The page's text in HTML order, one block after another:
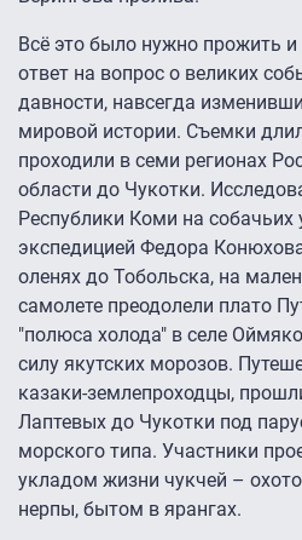
Всё это было нужно прожить
ответ на вопрос о великих
давности, навсегда
мировой истории. Съемки
проходили в семи регионах
области до Чукотки.
Республики Коми на
экспедицией Федора
оленях до Тобольска, на
самолете преодолели плато
"полюса холода" в селе
силу якутских морозов.
казаки-землепроходцы,
Лаптевых до Чукотки под
морского типа. Участники
укладом жизни чукчей –
нерпы, бытом в ярангах.